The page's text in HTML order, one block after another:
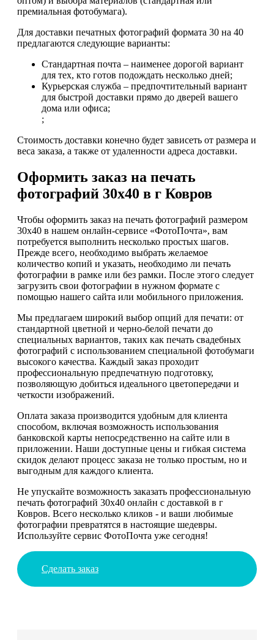
премиальная фотобумага).
Для доставки печатных фотографий формата 30 на 40
предлагаются следующие варианты:
Стандартная почта – наименее дорогой вариант
для тех, кто готов подождать несколько дней;
Курьерская служба – предпочтительный вариант
для быстрой доставки прямо до дверей вашего
дома или офиса;
;
Стоимость доставки конечно будет зависеть от размера и
веса заказа, а также от удаленности адреса доставки.
Оформить заказ на печать
фотографий 30х40 в г Ковров
Чтобы оформить заказ на печать фотографий размером
30х40 в нашем онлайн-сервисе «ФотоПочта», вам
потребуется выполнить несколько простых шагов.
Прежде всего, необходимо выбрать желаемое
количество копий и указать, необходимо ли печать
фотографии в рамке или без рамки. После этого следует
загрузить свои фотографии в нужном формате с
помощью нашего сайта или мобильного приложения.
Мы предлагаем широкий выбор опций для печати: от
стандартной цветной и черно-белой печати до
специальных вариантов, таких как печать свадебных
фотографий с использованием специальной фотобумаги
высокого качества. Каждый заказ проходит
профессиональную предпечатную подготовку,
позволяющую добиться идеального цветопередачи и
четкости изображений.
Оплата заказа производится удобным для клиента
способом, включая возможность использования
банковской карты непосредственно на сайте или в
приложении. Наши доступные цены и гибкая система
скидок делают процесс заказа не только простым, но и
выгодным для каждого клиента.
Не упускайте возможность заказать профессиональную
печать фотографий 30х40 онлайн с доставкой в г
Ковров. Всего несколько кликов - и ваши любимые
фотографии превратятся в настоящие шедевры.
Используйте сервис ФотоПочта уже сегодня!
Сделать заказ